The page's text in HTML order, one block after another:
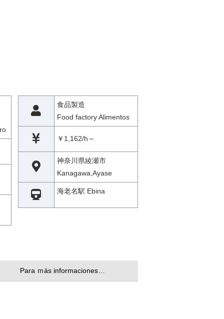
食品製造
Food factory Alimentos
￥1,162/h～
神奈川県綾瀬市
Kanagawa,Ayase
海老名駅 Ebina
Para ｍás informaciones…